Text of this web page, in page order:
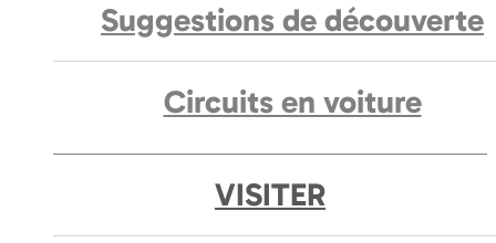
Suggestions de découverte
Circuits en voiture
VISITER